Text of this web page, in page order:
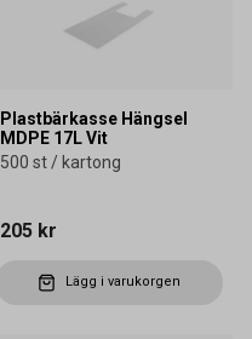
Plastbärkasse Hängsel
MDPE 17L Vit
500 st / kartong
205 kr
Lägg i varukorgen